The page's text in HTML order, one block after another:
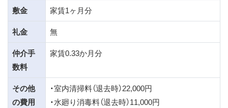
敷金
家賃1ヶ月分
礼金
無
仲介手
数料
家賃0.33か月分
その他
の費用
・室内清掃料（退去時）22,000円
・水廻り消毒料（退去時）11,000円